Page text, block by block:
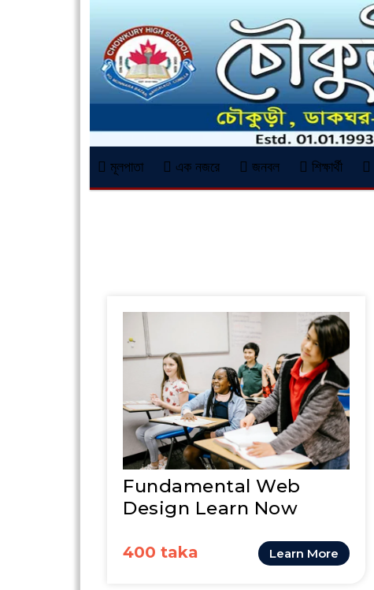
মূলপাতা এক নজরে জনবল শিক্ষার্থী
Fundamental Web
Design Learn Now
400 taka Learn More